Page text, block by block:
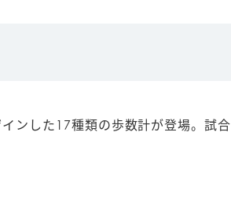
ンした17種類の歩数計が登場。試合